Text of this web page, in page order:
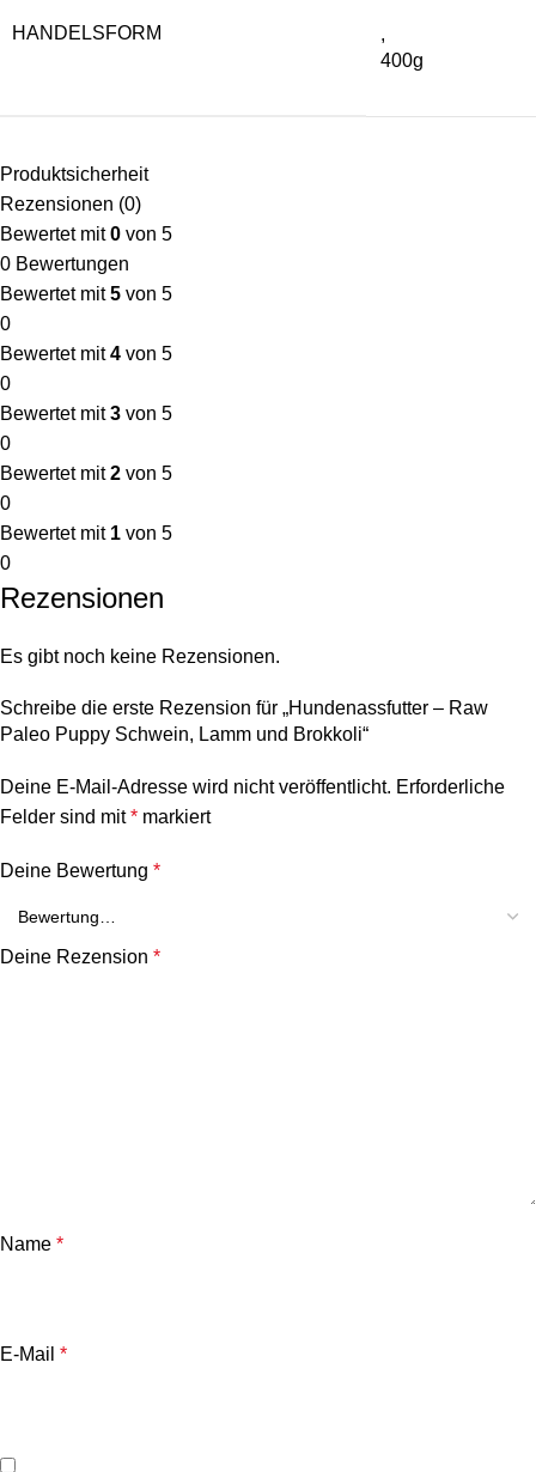
HANDELSFORM
,
400g
Produktsicherheit
Rezensionen (0)
Bewertet mit0 von 5
0 Bewertungen
Bewertet mit5 von 5
0
Bewertet mit4 von 5
0
Bewertet mit3 von 5
0
Bewertet mit2 von 5
0
Bewertet mit 1 von 5
0
Rezensionen
Es gibt noch keine Rezensionen.
Schreibe die erste Rezension für „Hundenassfutter – Raw
Paleo Puppy Schwein, Lamm und Brokkoli“
Deine E-Mail-Adresse wird nicht veröffentlicht. Erforderliche
Felder sind mit* markiert
Deine Bewertung *
Deine Rezension *
Name *
E-Mail *